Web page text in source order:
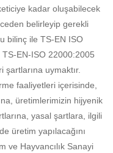
kadar oluşabilecek
belirleyip gerekli
bilinç ile TS-EN ISO
EN-ISO 22000:2005
uymaktır.
faaliyetleri içerisinde,
üretimlerimizin hijyenik
yasal şartlara, ilgili
üretim yapılacağını
ve Hayvancılık Sanayi